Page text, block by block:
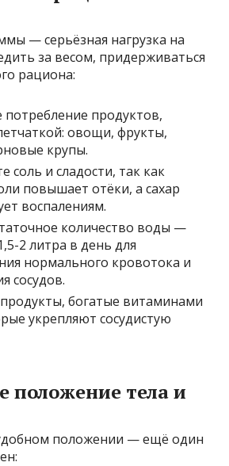
— серьёзная нагрузка на
за весом, придерживаться
рациона:
потребление продуктов,
овощи, фрукты,
крупы.
соль и сладости, так как
повышает отёки, а сахар
воспалениям.
количество воды —
2 литра в день для
нормального кровотока и
сосудов.
богатые витаминами
укрепляют сосудистую
положение тела и
положении — ещё один